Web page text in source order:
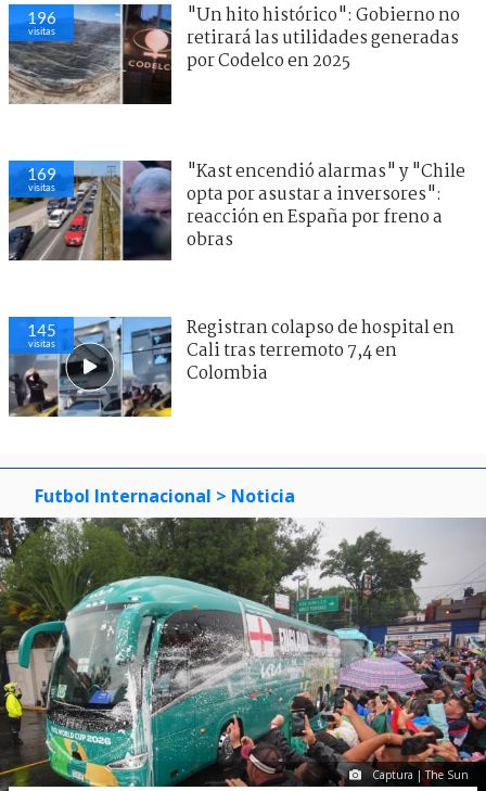
196
visitas
"Un hito histórico": Gobierno no
retirará las utilidades generadas
por Codelco en 2025
169
visitas
"Kast encendió alarmas" y "Chile
opta por asustar a inversores":
reacción en España por freno a
obras
145
visitas
Registran colapso de hospital en
Cali tras terremoto 7,4 en
Colombia
Futbol Internacional > Noticia
Captura | The Sun